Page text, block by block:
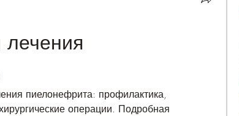
пиелонефрита: профилактика,
операции. Подробная